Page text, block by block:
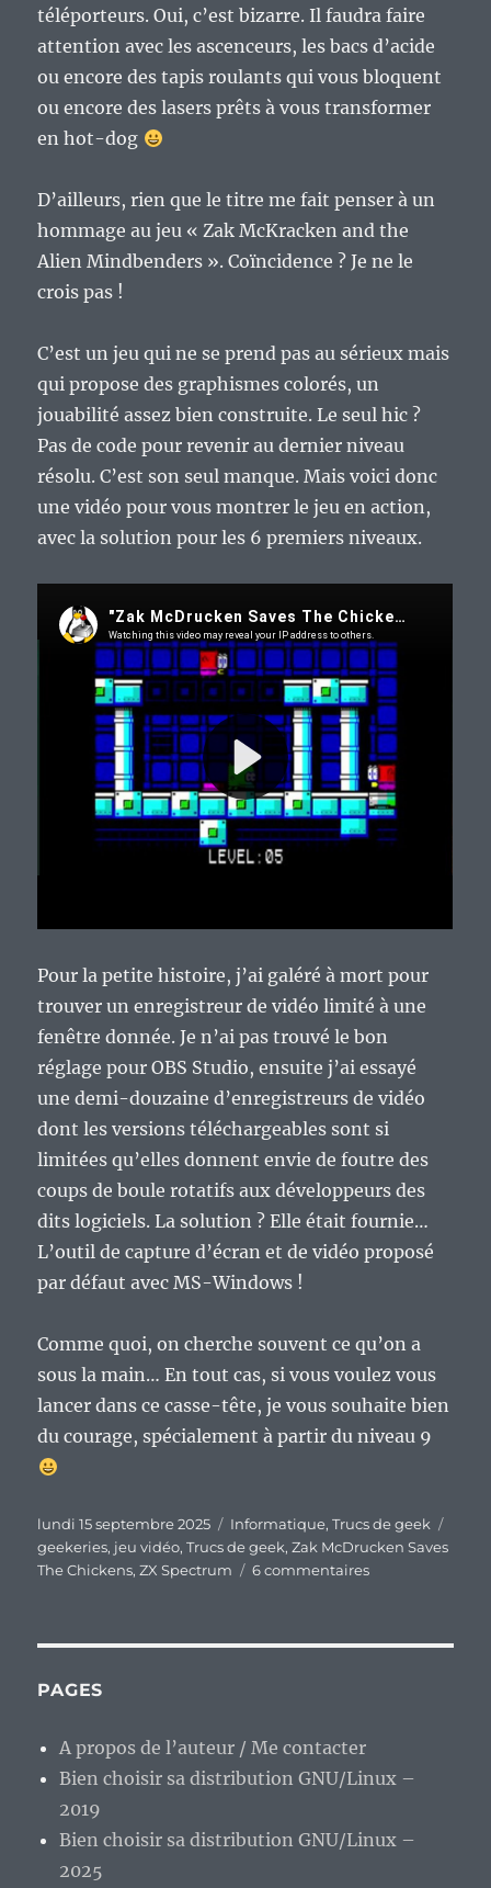
téléporteurs. Oui, c’est bizarre. Il faudra faire
attention avec les ascenceurs, les bacs d’acide
ou encore des tapis roulants qui vous bloquent
ou encore des lasers prêts à vous transformer
en hot-dog
D’ailleurs, rien que le titre me fait penser à un
hommage au jeu « Zak McKracken and the
Alien Mindbenders ». Coïncidence ? Je ne le
crois pas !
C’est un jeu qui ne se prend pas au sérieux mais
qui propose des graphismes colorés, un
jouabilité assez bien construite. Le seul hic ?
Pas de code pour revenir au dernier niveau
résolu. C’est son seul manque. Mais voici donc
une vidéo pour vous montrer le jeu en action,
avec la solution pour les 6 premiers niveaux.
Pour la petite histoire, j’ai galéré à mort pour
trouver un enregistreur de vidéo limité à une
fenêtre donnée. Je n’ai pas trouvé le bon
réglage pour OBS Studio, ensuite j’ai essayé
une demi-douzaine d’enregistreurs de vidéo
dont les versions téléchargeables sont si
limitées qu’elles donnent envie de foutre des
coups de boule rotatifs aux développeurs des
dits logiciels. La solution ? Elle était fournie…
L’outil de capture d’écran et de vidéo proposé
par défaut avec MS-Windows !
Comme quoi, on cherche souvent ce qu’on a
sous la main… En tout cas, si vous voulez vous
lancer dans ce casse-tête, je vous souhaite bien
du courage, spécialement à partir du niveau 9
Publié
le
lundi 15 septembre 2025 Catégories
Informatique,Trucs de geek
geekeries, jeu vidéo,Trucs de geek,Zak McDrucken Saves
The Chickens,ZX Spectrum 6 commentairessur
de
plate-
PAGES
A propos de l’auteur / Me contacter
Bien choisir sa distribution GNU/Linux –
2019
Bien choisir sa distribution GNU/Linux –
2025